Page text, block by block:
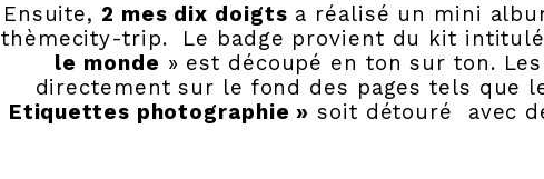
Ensuite, 2 mes dix doigts a réalisé un mini
thèmecity-trip. Le badge provient du kit
le monde » est découpé en ton sur ton.
directement sur le fond des pages tels que
Etiquettes photographie » soit détouré avec